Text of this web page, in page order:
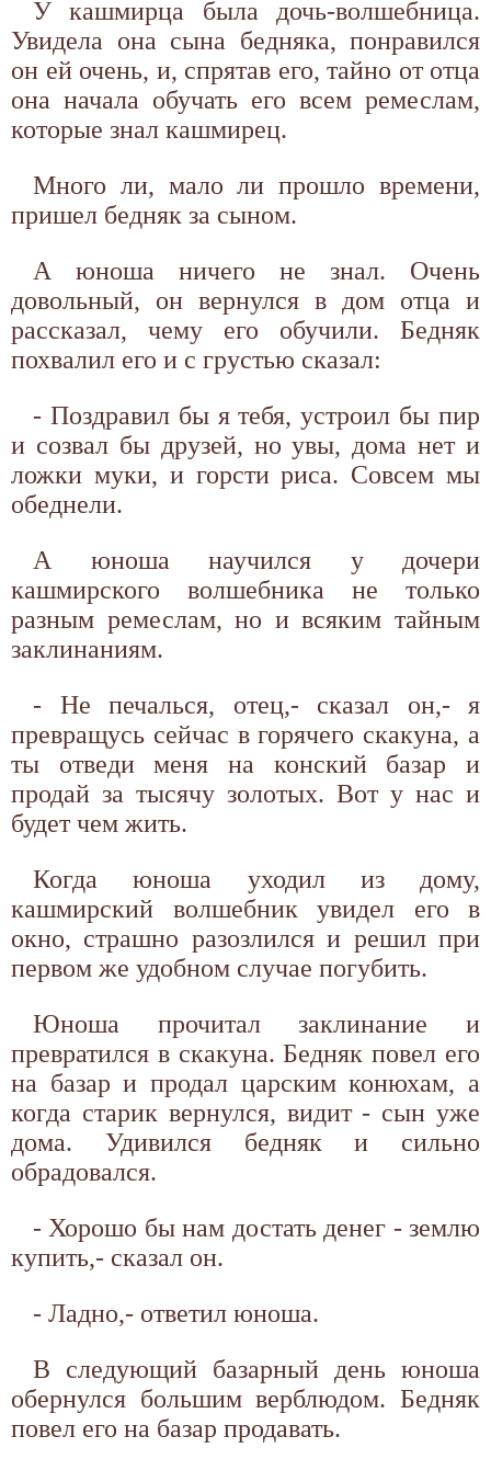
У кашмирца была дочь-волшебница.
Увидела она сына бедняка, понравился
он ей очень, и, спрятав его, тайно от отца
она начала обучать его всем ремеслам,
которые знал кашмирец.
Много ли, мало ли прошло времени,
пришел бедняк за сыном.
А юноша ничего не знал. Очень
довольный, он вернулся в дом отца и
рассказал, чему его обучили. Бедняк
похвалил его и с грустью сказал:
- Поздравил бы я тебя, устроил бы пир
и созвал бы друзей, но увы, дома нет и
ложки муки, и горсти риса. Совсем мы
обеднели.
А юноша научился у дочери
кашмирского волшебника не только
разным ремеслам, но и всяким тайным
заклинаниям.
- Не печалься, отец,- сказал он,- я
превращусь сейчас в горячего скакуна, а
ты отведи меня на конский базар и
продай за тысячу золотых. Вот у нас и
будет чем жить.
Когда юноша уходил из дому,
кашмирский волшебник увидел его в
окно, страшно разозлился и решил при
первом же удобном случае погубить.
Юноша прочитал заклинание и
превратился в скакуна. Бедняк повел его
на базар и продал царским конюхам, а
когда старик вернулся, видит - сын уже
дома. Удивился бедняк и сильно
обрадовался.
- Хорошо бы нам достать денег - землю
купить,- сказал он.
- Ладно,- ответил юноша.
В следующий базарный день юноша
обернулся большим верблюдом. Бедняк
повел его на базар продавать.